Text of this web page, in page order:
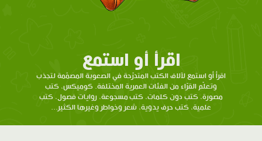
اقرأ أو استمع
اقرأ أو استمع لآلاف الكتب المتدرّحة في الصعوبة المصمّمة لتجذب
وتعلّم القرّاء من الفئات العمرية المختلفة. كوميكس، كتب
مصورة، كتب دون كلمات، كتب مسجوعة، روايات فصول، كتب
علمية، كتب حرف يدوية، شعر وخواطر وغيرها الكثير...